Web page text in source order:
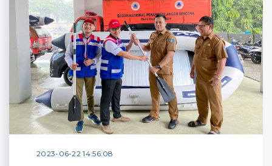
2023-06-22 14:56:08